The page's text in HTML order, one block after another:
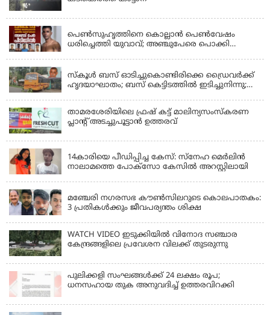
പെണ്‍സുഹൃത്തിനെ കൊല്ലാന്‍ പെണ്‍വേഷം
ധരിച്ചെത്തി യുവാവ്; അഞ്ചുപേരെ പൊക്കി
സ്കൂൾ ബസ് ഓടിച്ചുകൊണ്ടിരിക്കെ ഡ്രൈവർക്ക്
ഹൃദയാഘാതം; ബസ് കെട്ടിടത്തിൽ ഇടിച്ചുനിന്നു;
താമരശേരിയിലെ ഫ്രഷ് കട്ട് മാലിന്യസംസ്കരണ
പ്ലാന്റ് അടച്ചുപൂട്ടാൻ ഉത്തരവ്
14കാരിയെ പീഡിപ്പിച്ച കേസ്: സ്നേഹ മെർലിൻ
നാലാമത്തെ പോക്‌സോ കേസിൽ അറസ്റ്റിലായി
മഞ്ചേരി നഗരസഭ കൗൺസിലറുടെ കൊലപാതകം:
3 പ്രതികൾക്കും ജീവപര്യന്തം ശിക്ഷ
WATCH VIDEO ഇടുക്കിയിൽ വിനോദ സഞ്ചാര
കേന്ദ്രങ്ങളിലെ പ്രവേശന വിലക്ക് തുടരുന്നു
പുലിക്കളി സംഘങ്ങള്‍ക്ക് 24 ലക്ഷം രൂപ;
ധനസഹായ തുക അനുവദിച്ച് ഉത്തരവിറക്കി